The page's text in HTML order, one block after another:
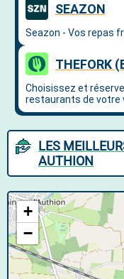
LES
AUTHION
+
−